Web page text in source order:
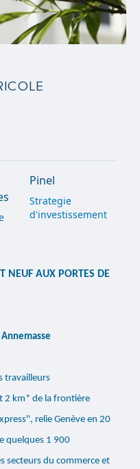
Pinel
Strategie
d'investissement
NEUF AUX PORTES DE
travailleurs
2 km* de la frontière
relie Genève en 20
quelques 1 900
secteurs du commerce et